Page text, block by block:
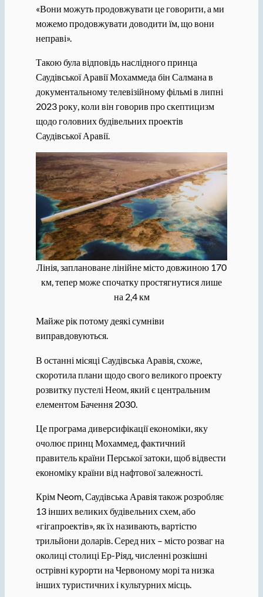
«Вони можуть продовжувати це говорити, а ми
можемо продовжувати доводити їм, що вони
неправі».
Такою була відповідь наслідного принца
Саудівської Аравії Мохаммеда бін Салмана в
документальному телевізійному фільмі в липні
2023 року, коли він говорив про скептицизм
щодо головних будівельних проектів
Саудівської Аравії.
Лінія, заплановане лінійне місто довжиною 170
км, тепер може спочатку простягнутися лише
на 2,4 км
Майже рік потому деякі сумніви
виправдовуються.
В останні місяці Саудівська Аравія, схоже,
скоротила плани щодо свого великого проекту
розвитку пустелі Неом, який є центральним
елементом Бачення 2030.
Це програма диверсифікації економіки, яку
очолює принц Мохаммед, фактичний
правитель країни Перської затоки, щоб відвести
економіку країни від нафтової залежності.
Крім Neom, Саудівська Аравія також розробляє
13 інших великих будівельних схем, або
«гігапроектів», як їх називають, вартістю
трильйони доларів. Серед них – місто розваг на
околиці столиці Ер-Ріяд, численні розкішні
острівні курорти на Червоному морі та низка
інших туристичних і культурних місць.